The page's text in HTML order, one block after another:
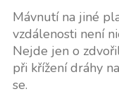
Mávnutí na jiné
vzdálenosti není
Nejde jen o
při křížení dráhy
se.